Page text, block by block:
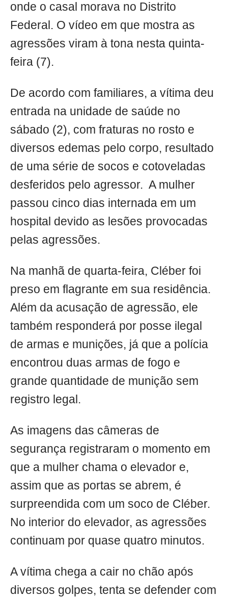
onde o casal morava no Distrito
Federal. O vídeo em que mostra as
agressões viram à tona nesta quinta-
feira (7).
De acordo com familiares, a vítima deu
entrada na unidade de saúde no
sábado (2), com fraturas no rosto e
diversos edemas pelo corpo, resultado
de uma série de socos e cotoveladas
desferidos pelo agressor. A mulher
passou cinco dias internada em um
hospital devido as lesões provocadas
pelas agressões.
Na manhã de quarta-feira, Cléber foi
preso em flagrante em sua residência.
Além da acusação de agressão, ele
também responderá por posse ilegal
de armas e munições, já que a polícia
encontrou duas armas de fogo e
grande quantidade de munição sem
registro legal.
As imagens das câmeras de
segurança registraram o momento em
que a mulher chama o elevador e,
assim que as portas se abrem, é
surpreendida com um soco de Cléber.
No interior do elevador, as agressões
continuam por quase quatro minutos.
A vítima chega a cair no chão após
diversos golpes, tenta se defender com